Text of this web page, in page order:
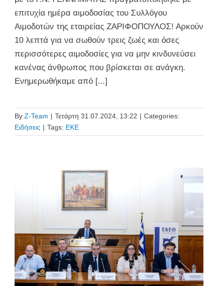
επιτυχία ημέρα αιμοδοσίας του Συλλόγου
Αιμοδοτών της εταιρείας ΖΑΡΙΦΟΠΟΥΛΟΣ! Αρκούν
10 λεπτά για να σωθούν τρεις ζωές και όσες
περισσότερες αιμοδοσίες για να μην κινδυνεύσει
κανένας άνθρωπος που βρίσκεται σε ανάγκη.
Ενημερωθήκαμε από [...]
By Z-Team | Τετάρτη 31.07.2024, 13:22 | Categories:
Ειδήσεις | Tags: ΕΚΕ